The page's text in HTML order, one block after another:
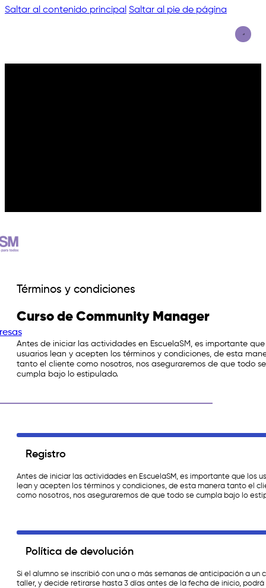
Saltar al contenido principal Saltar al pie de página
Términos y condiciones
Curso de Community Manager
Antes de iniciar las actividades en EscuelaSM, es importante que
usuarios lean y acepten los términos y condiciones, de esta
tanto el cliente como nosotros, nos aseguraremos de que todo se
cumpla bajo lo estipulado.
Registro
Antes de iniciar las actividades en EscuelaSM, es importante que los
lean y acepten los términos y condiciones, de esta manera tanto el
como nosotros, nos aseguraremos de que todo se cumpla bajo lo
Política de devolución
Si el alumno se inscribió con una o más semanas de anticipación a un
taller, y decide retirarse hasta 3 días antes de la fecha de inicio, podrá